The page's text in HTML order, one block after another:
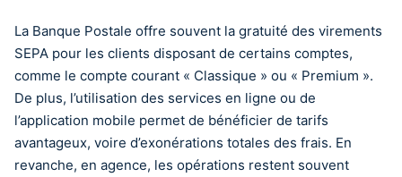
La Banque Postale offre souvent la gratuité des virements
SEPA pour les clients disposant de certains comptes,
comme le compte courant « Classique » ou « Premium ».
De plus, l’utilisation des services en ligne ou de
l’application mobile permet de bénéficier de tarifs
avantageux, voire d’exonérations totales des frais. En
revanche, en agence, les opérations restent souvent